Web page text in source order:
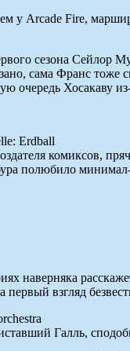
у Arcade Fire,
сезона Сейлор
сама Франс
очередь Хосакаву
Erdball
комиксов,
полюбило
наверняка
первый взгляд
Галль,